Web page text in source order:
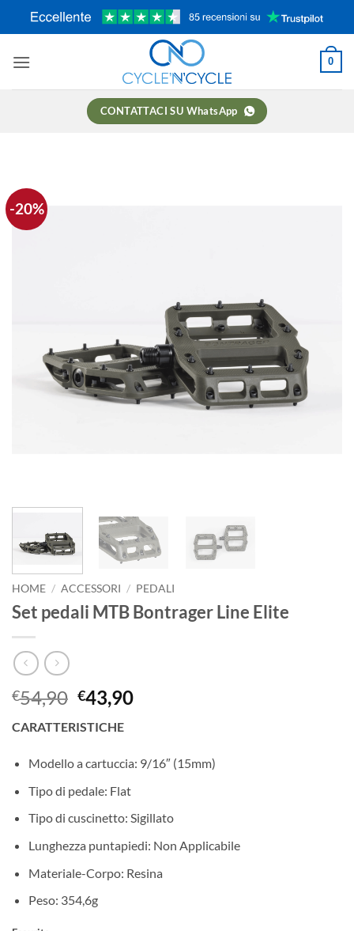
0
CONTATTACI SU WhatsApp
-20%
HOME / ACCESSORI / PEDALI
Set pedali MTB Bontrager Line Elite
€54,90 Il
prezzo
originale
era:
€54,90.
€43,90Il
è:
€43,90.
CARATTERISTICHE
Modello a cartuccia: 9/16″ (15mm)
Tipo di pedale: Flat
Tipo di cuscinetto: Sigillato
Lunghezza puntapiedi: Non Applicabile
Materiale-Corpo: Resina
Peso: 354,6g